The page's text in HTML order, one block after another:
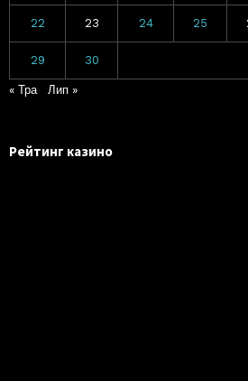
22 23 24 25
29 30
« Тра Лип »
Рейтинг казино